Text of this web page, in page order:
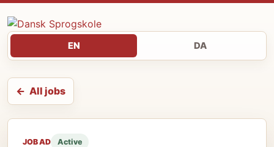
EN DA
All jobs
JOB AD Active